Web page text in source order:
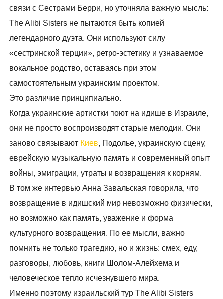
связи с Сестрами Берри, но уточняла важную мысль:
The Alibi Sisters не пытаются быть копией
легендарного дуэта. Они используют силу
«сестринской терции», ретро-эстетику и узнаваемое
вокальное родство, оставаясь при этом
самостоятельным украинским проектом.
Это различие принципиально.
Когда украинские артистки поют на идише в Израиле,
они не просто воспроизводят старые мелодии. Они
заново связывают Киев, Подолье, украинскую сцену,
еврейскую музыкальную память и современный опыт
войны, эмиграции, утраты и возвращения к корням.
В том же интервью Анна Завальская говорила, что
возвращение в идишский мир невозможно физически,
но возможно как память, уважение и форма
культурного возвращения. По ее мысли, важно
помнить не только трагедию, но и жизнь: смех, еду,
разговоры, любовь, книги Шолом-Алейхема и
человеческое тепло исчезнувшего мира.
Именно поэтому израильский тур The Alibi Sisters